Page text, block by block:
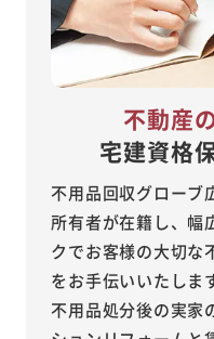
不動産
宅建資格
不用品回収グローブ
所有者が在籍し、幅
クでお客様の大切な
をお手伝いいたしま
不用品処分後の実家